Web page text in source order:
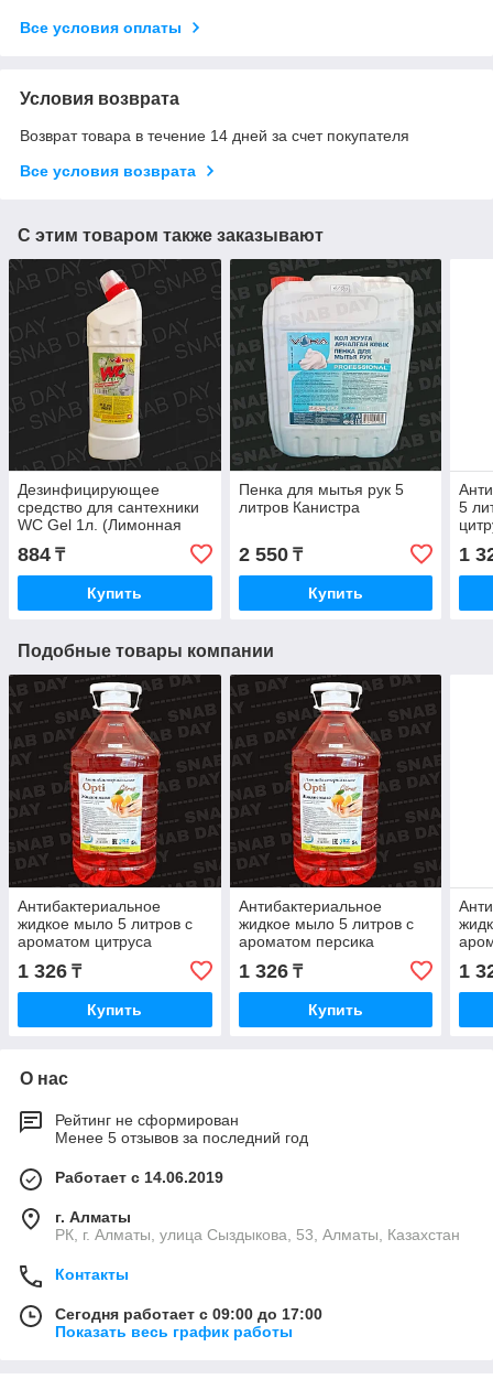
Все условия оплаты
Условия возврата
Возврат товара в течение 14 дней за счет покупателя
Все условия возврата
С этим товаром также заказывают
Дезинфицирующее
средство для сантехники
WC Gel 1л. (Лимонная
свежесть)
884 ₸
Купить
Пенка для мытья рук 5
литров Канистра
2 550₸
Купить
5
1
Подобные товары компании
Антибактериальное
жидкое мыло 5 литров с
ароматом цитруса
1 326 ₸
Купить
Антибактериальное
жидкое мыло 5 литров с
ароматом персика
1 326₸
Купить
1
О нас
Рейтинг не сформирован
Менее 5 отзывов за последний год
Работает с 14.06.2019
г. Алматы
РК, г. Алматы, улица Сыздыкова, 53, Алматы, Казахстан
Контакты
Сегодня работает с 09:00 до 17:00
Показать весь график работы